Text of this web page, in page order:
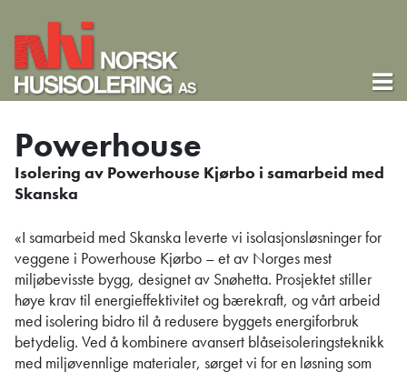
Powerhouse
Isolering av Powerhouse Kjørbo i samarbeid med
Skanska
«I samarbeid med Skanska leverte vi isolasjonsløsninger for
veggene i Powerhouse Kjørbo – et av Norges mest
miljøbevisste bygg, designet av Snøhetta. Prosjektet stiller
høye krav til energieffektivitet og bærekraft, og vårt arbeid
med isolering bidro til å redusere byggets energiforbruk
betydelig. Ved å kombinere avansert blåseisoleringsteknikk
med miljøvennlige materialer, sørget vi for en løsning som